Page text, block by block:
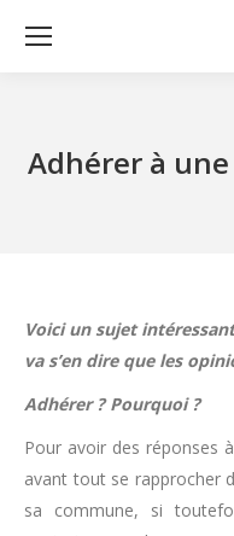
Adhérer à
Voici un sujet
va s’en dire que les
Adhérer ? Pourquoi ?
Pour avoir des réponses
avant tout se rapprocher
sa commune, si